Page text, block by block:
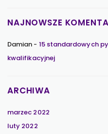
NAJNOWSZE
Damian - 15 standardowych
kwalifikacyjnej
ARCHIWA
marzec 2022
luty 2022